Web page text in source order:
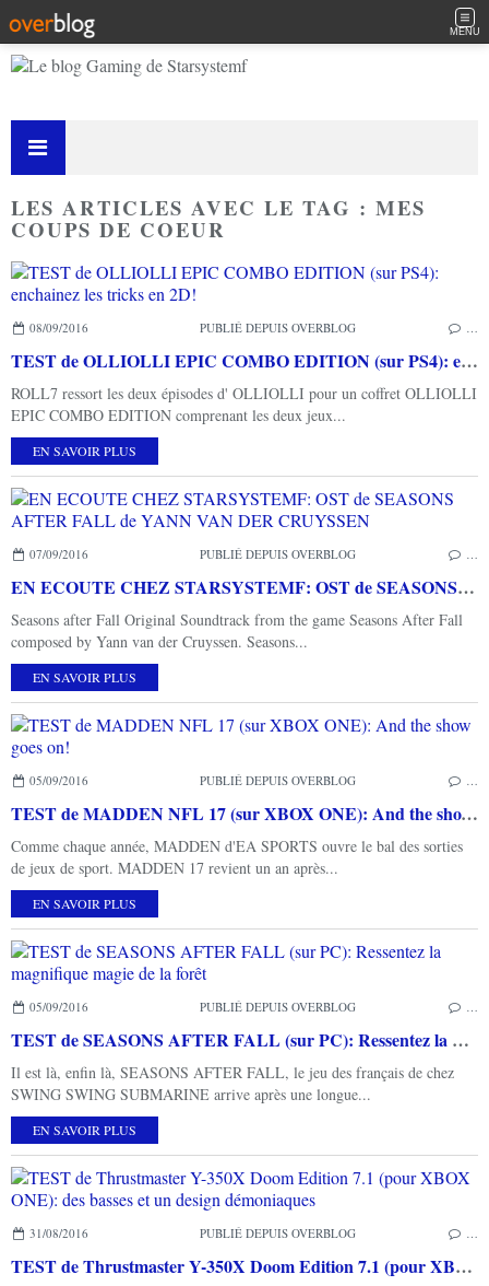
MENU
LES ARTICLES AVEC LE TAG : MES
COUPS DE COEUR
08/09/2016 PUBLIÉ DEPUIS OVERBLOG
TEST de OLLIOLLI EPIC COMBO EDITION (sur PS4): enchainez les tricks en 2D!
ROLL7 ressort les deux épisodes d' OLLIOLLI pour un coffret OLLIOLLI
EPIC COMBO EDITION comprenant les deux jeux...
EN SAVOIR PLUS
07/09/2016 PUBLIÉ DEPUIS OVERBLOG
EN ECOUTE CHEZ STARSYSTEMF: OST de SEASONS AFTER FALL de YANN VAN DER CRUYSSEN
Seasons after Fall Original Soundtrack from the game Seasons After Fall
composed by Yann van der Cruyssen. Seasons...
EN SAVOIR PLUS
05/09/2016 PUBLIÉ DEPUIS OVERBLOG
TEST de MADDEN NFL 17 (sur XBOX ONE): And the show goes on!
Comme chaque année, MADDEN d'EA SPORTS ouvre le bal des sorties
de jeux de sport. MADDEN 17 revient un an après...
EN SAVOIR PLUS
05/09/2016 PUBLIÉ DEPUIS OVERBLOG
TEST de SEASONS AFTER FALL (sur PC): Ressentez la magnifique magie de la forêt
Il est là, enfin là, SEASONS AFTER FALL, le jeu des français de chez
SWING SWING SUBMARINE arrive après une longue...
EN SAVOIR PLUS
31/08/2016 PUBLIÉ DEPUIS OVERBLOG
TEST de Thrustmaster Y-350X Doom Edition 7.1 (pour XBOX ONE): des basses et un design démoniaques